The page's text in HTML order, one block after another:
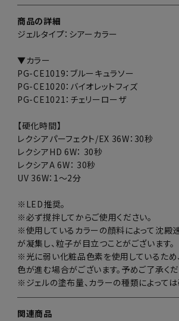
商品の詳細
ジェルタイプ：シアーカラー
▼カラー
PG-CE1019：ブルーキュラソー
PG-CE1020：バイオレットフィズ
PG-CE1021：チェリーローザ
【硬化時間】
レクシアパーフェクト/EX 36W：30秒
レクシアHD 6W： 30秒
レクシアA 6W： 30秒
UV 36W：1～2分
※LED推奨。
※必ず撹拌してからご使用ください。
※使用しているカラーの顔料によって沈殿
が凝集し、粒子が目立つことがございます。
※光に弱い化粧品色素を使用しているため
色が進む場合がございます。予めご了承くだ
※ジェルの塗布量、カラーの種類によって
関連商品